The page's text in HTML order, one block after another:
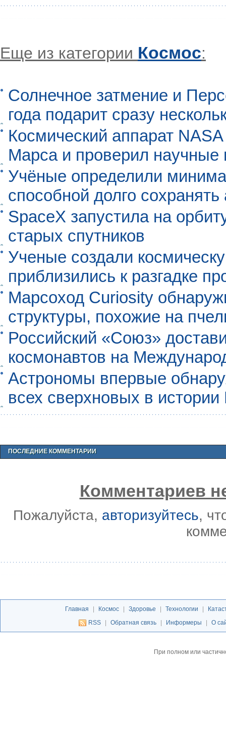
Еще из категории Космос:
Солнечное затмение и
года подарит сразу
Космический аппарат
Марса и проверил научные
Учёные определили
способной долго
SpaceX запустила на
старых спутников
Ученые создали
приблизились к разгадке
Марсоход Curiosity
структуры, похожие на
Российский «Союз»
космонавтов на
Астрономы впервые
всех сверхновых в
ПОСЛЕДНИЕ КОММЕНТАРИИ
Комментариев
Пожалуйста, авторизуйтесь,
Главная | Космос | Здоровье | Технологии |
RSS
| Обратная связь | Информеры | О
При полном или